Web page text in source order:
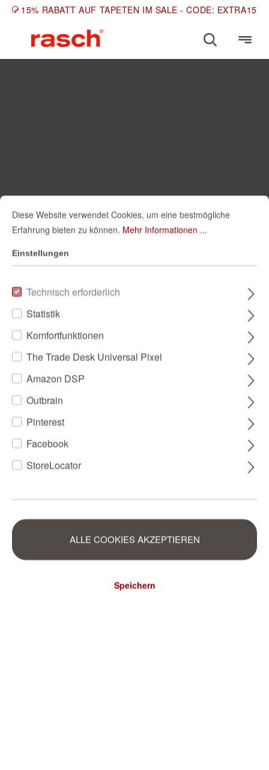
15% RABATT AUF TAPETEN IM SALE - CODE: EXTRA15
Diese Website verwendet Cookies, um eine bestmögliche
Erfahrung bieten zu können. Mehr Informationen ...
Einstellungen
Technisch erforderlich
Statistik
Komfortfunktionen
The Trade Desk Universal Pixel
Amazon DSP
Outbrain
Pinterest
Facebook
StoreLocator
ALLE COOKIES AKZEPTIEREN
Speichern